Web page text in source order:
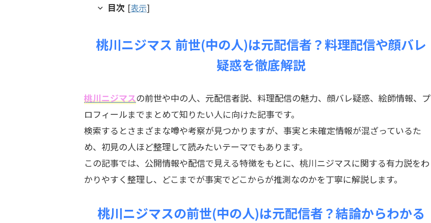
目次 [表示]
桃川ニジマス 前世(中の人)は元配信者？料理配信や顔バレ
疑惑を徹底解説
桃川ニジマスの前世や中の人、元配信者説、料理配信の魅力、顔バレ疑惑、絵師情報、プ
ロフィールまでまとめて知りたい人に向けた記事です。
検索するとさまざまな噂や考察が見つかりますが、事実と未確定情報が混ざっているた
め、初見の人ほど整理して読みたいテーマでもあります。
この記事では、公開情報や配信で見える特徴をもとに、桃川ニジマスに関する有力説をわ
かりやすく整理し、どこまでが事実でどこからが推測なのかを丁寧に解説します。
桃川ニジマスの前世(中の人)は元配信者？結論からわかる